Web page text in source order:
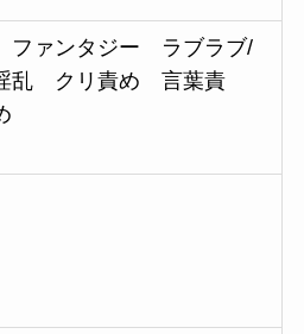
ァンタジー ラブラブ/
乱 クリ責め 言葉責